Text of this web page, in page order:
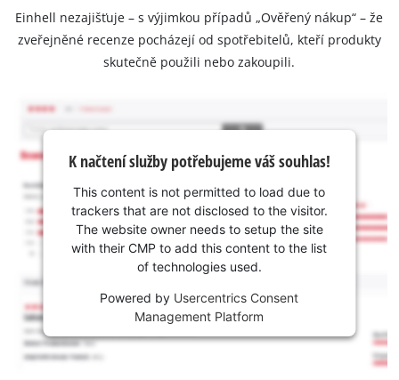
Einhell nezajišťuje – s výjimkou případů „Ověřený nákup“ – že
zveřejněné recenze pocházejí od spotřebitelů, kteří produkty
skutečně použili nebo zakoupili.
K načtení služby potřebujeme váš souhlas!
This content is not permitted to load due to
trackers that are not disclosed to the visitor.
The website owner needs to setup the site
with their CMP to add this content to the list
of technologies used.
Powered by Usercentrics Consent
Management Platform